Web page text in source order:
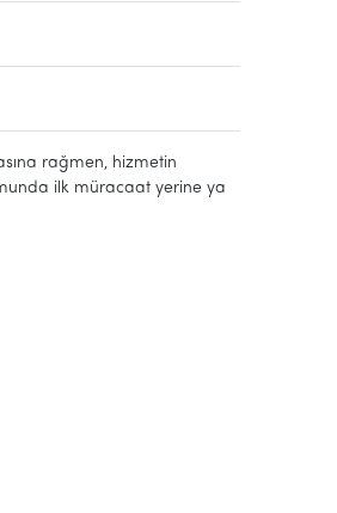
rağmen, hizmetin
ilk müracaat yerine ya